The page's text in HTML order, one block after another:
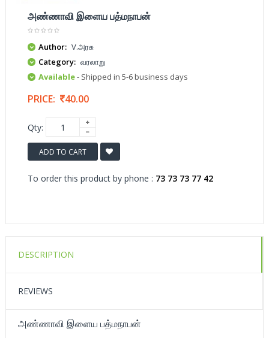
அண்ணாவி இளைய பத்மநாபன்
Author: V.அரசு
Category: வரலாறு
Available- Shipped in 5-6 business days
PRICE: 40.00
Qty:
ADD TO CART
To order this product by phone : 73 73 73 77 42
DESCRIPTION
REVIEWS
அண்ணாவி இளைய பத்மநாபன்